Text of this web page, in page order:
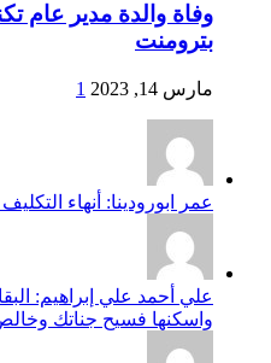
وفاة والدة مدير عام
بترومنت
مارس 14, 2023 1
عمر ابورودينا: أنهاء
علي أحمد علي إبراهيم:
واسكنها فسيح جناتك